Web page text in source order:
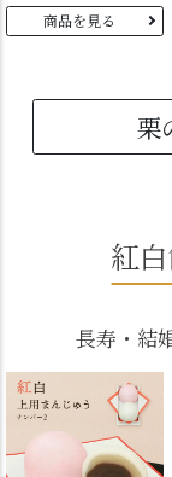
商品を見る
栗
紅
長寿・結